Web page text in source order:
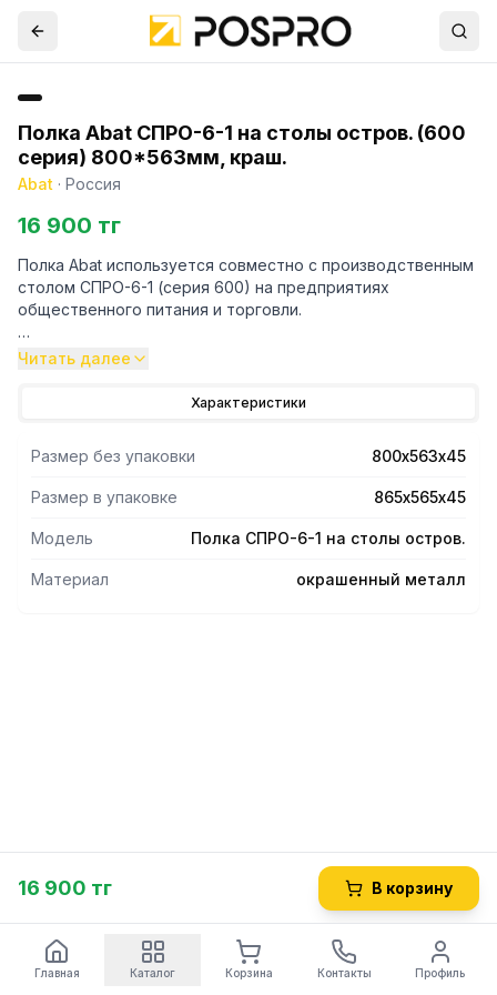
Полка Abat СПРО-6-1 на столы остров. (600
серия) 800*563мм, краш.
Abat · Россия
16 900 тг
Полка Abat используется совместно с производственным
столом СПРО-6-1 (серия 600) на предприятиях
общественного питания и торговли.
- Конструкция выполнена из крашенной стали.
Читать далее
Характеристики
Размер без упаковки 800х563х45
Размер в упаковке 865х565х45
Модель Полка СПРО-6-1 на столы остров.
Материал окрашенный металл
16 900 тг В корзину
Главная Каталог Корзина Контакты Профиль